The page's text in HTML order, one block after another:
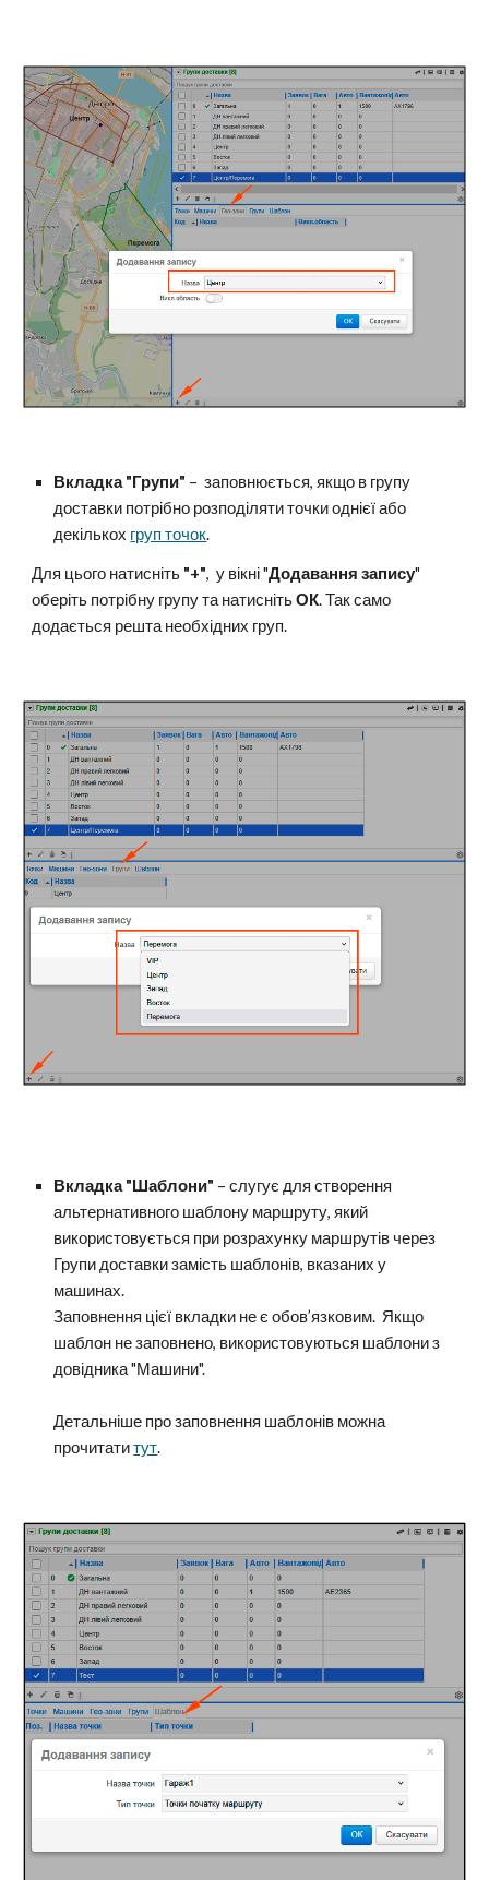
Вкладка "Групи" – заповнюється, якщо в групу
доставки потрібно розподіляти точки однієї або
декількох груп точок.
Для цього натисніть "+", у вікні "Додавання запису"
оберіть потрібну групу та натиснітьОК. Так само
додається решта необхідних груп.
Вкладка "Шаблони" – слугує для створення
альтернативного шаблону маршруту, який
використовується при розрахунку маршрутів через
Групи доставки замість шаблонів, вказаних у
машинах.
Заповнення цієї вкладки не є обов’язковим. Якщо
шаблон не заповнено, використовуються шаблони з
довідника "Машини".
Детальніше про заповнення шаблонів можна
прочитатитут.